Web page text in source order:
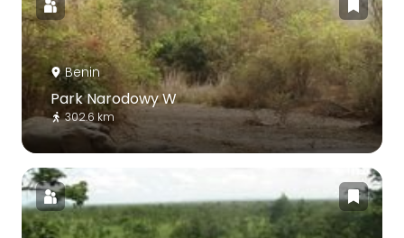
Benin
Park Narodowy W
302.6 km